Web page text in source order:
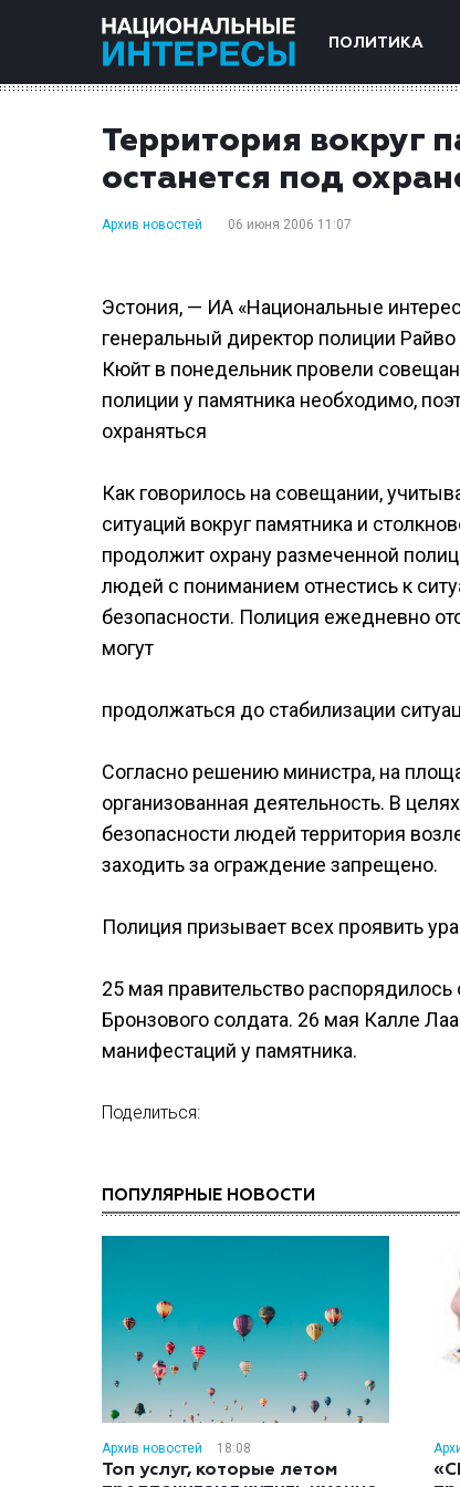
ПОЛИТИКА
Территория вокруг
останется под
Архив новостей 06 июня 2006 11:07
Эстония, — ИА «Национальные
генеральный директор полиции
Кюйт в понедельник провели
полиции у памятника необходимо,
охраняться
Как говорилось на совещании,
ситуаций вокруг памятника и
продолжит охрану размеченной
людей с пониманием отнестись к
безопасности. Полиция ежедневно
могут
продолжаться до стабилизации
Согласно решению министра, на
организованная деятельность. В
безопасности людей территория
заходить за ограждение запрещено.
Полиция призывает всех проявить
25 мая правительство
Бронзового солдата. 26 мая Калле
манифестаций у памятника.
Поделиться:
ПОПУЛЯРНЫЕ НОВОСТИ
Архив новостей 18:08
Топ услуг, которые летом